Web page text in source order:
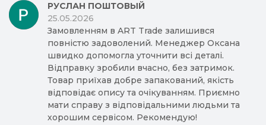
РУСЛАН ПОШТОВЫЙ
25.05.2026
Замовленням в ART Trade залишився
повністю задоволений. Менеджер Оксана
швидко допомогла уточнити всі деталі.
Відправку зробили вчасно, без затримок.
Товар приїхав добре запакований, якість
відповідає опису та очікуванням. Приємно
мати справу з відповідальними людьми та
хорошим сервісом. Рекомендую!